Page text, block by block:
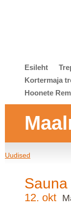
Esileht
Kortermaja
Hoonete
Uudised
12. okt